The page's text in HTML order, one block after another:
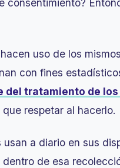
uso de los
con fines
del tratamiento de
respetar al hacerlo.
a diario en sus
dentro de esa